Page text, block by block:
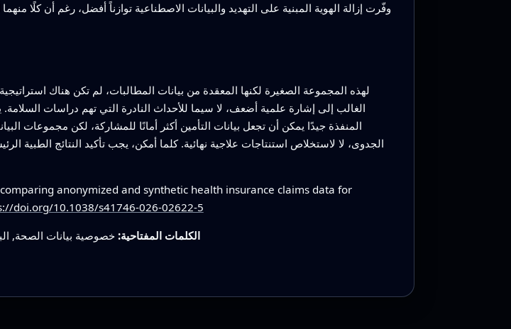
وفّرت إزالة الهوية المبنية على التهديد والبيانات الاصطناعية توازناً أفضل، رغم أن
لهذه المجموعة الصغيرة لكنها المعقدة من بيانات المطالبات، لم تكن هناك
الغالب إلى إشارة علمية أضعف، لا سيما للأحداث النادرة التي تهم دراسات السلامة.
المنفذة جيدًا يمكن أن تجعل بيانات التأمين أكثر أمانًا للمشاركة، لكن مجموعات
الجدوى، لا لاستخلاص استنتاجات علاجية نهائية. كلما أمكن، يجب تأكيد النتائج الطبية
anonymized and synthetic health insurance claims data for
doi.org/10.1038/s41746-026-02622-5
الكلمات المفتاحية:خصوصية بيانات الصحة,